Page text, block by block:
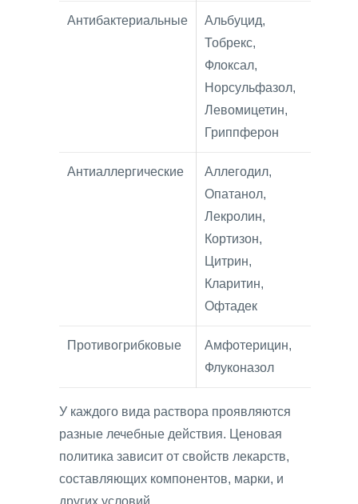
Антибактериальные
Альбуцид,
Тобрекс,
Флоксал,
Норсульфазол,
Левомицетин,
Гриппферон
Антиаллергические
Аллегодил,
Опатанол,
Лекролин,
Кортизон,
Цитрин,
Кларитин,
Офтадек
Противогрибковые
Амфотерицин,
Флуконазол
У каждого вида раствора проявляются
разные лечебные действия. Ценовая
политика зависит от свойств лекарств,
составляющих компонентов, марки, и